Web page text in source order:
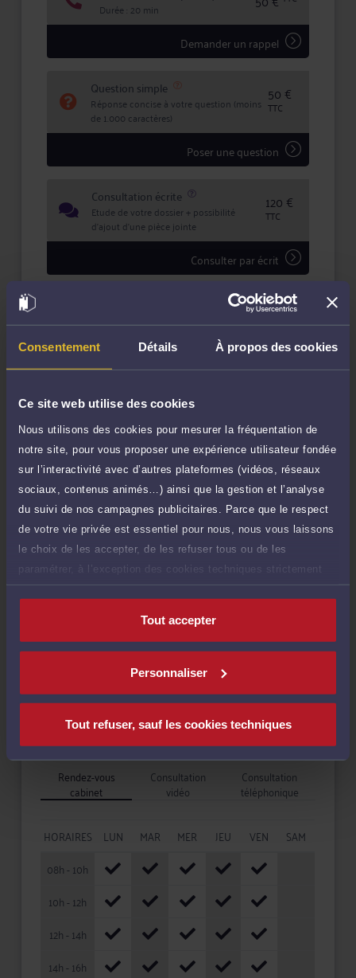
Consentement Détails À propos des cookies
Ce site web utilise des cookies
Nous utilisons des cookies pour mesurer la fréquentation de
notre site, pour vous proposer une expérience utilisateur fondée
sur l’interactivité avec d’autres plateformes (vidéos, réseaux
sociaux, contenus animés…) ainsi que la gestion et l’analyse
du suivi de nos campagnes publicitaires. Parce que le respect
de votre vie privée est essentiel pour nous, nous vous laissons
le choix de les accepter, de les refuser tous ou de les
paramétrer, à l’exception des cookies techniques strictement
nécessaires au fonctionnement du site.
Tout accepter
Personnaliser
Tout refuser, sauf les cookies techniques
Le cabinet travaille avec diligence et transparence.
21000 DIJON
Tèl. 03.80.69.59.59
Fax 03.80.69.47.85
secretariat@avocat-schmitt.com
Durée : 20 min
Demander un rappel
Question simple
Réponse concise à votre question (moins
de 1.000 caractères)
50 €
TTC
Poser une question
Consultation écrite
Etude de votre dossier + possibilité
d'ajout d'une pièce jointe
120 €
TTC
Consulter par écrit
Payer des honoraires ou une facture
Payer
Compétences
Droit du travail
Droit de la famille, des personnes et de leur patrimoine
Langues
Disponibilités
Rendez-vous
cabinet
Consultation
vidéo
Consultation
téléphonique
HORAIRES LUN MAR MER JEU VEN
SAM
08h - 10h
10h - 12h
12h - 14h
14h - 16h